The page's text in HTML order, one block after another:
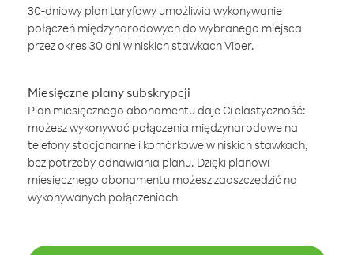
30-dniowy plan taryfowy umożliwia wykonywanie
połączeń międzynarodowych do wybranego miejsca
przez okres 30 dni w niskich stawkach Viber.
Miesięczne plany subskrypcji
Plan miesięcznego abonamentu daje Ci elastyczność:
możesz wykonywać połączenia międzynarodowe na
telefony stacjonarne i komórkowe w niskich stawkach,
bez potrzeby odnawiania planu. Dzięki planowi
miesięcznego abonamentu możesz zaoszczędzić na
wykonywanych połączeniach